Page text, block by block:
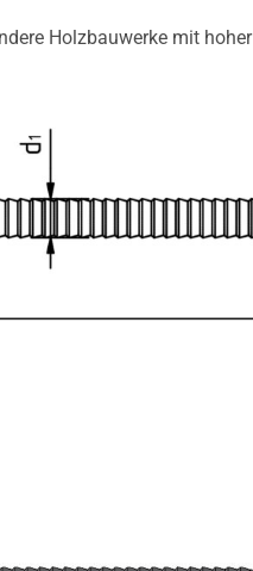
Holzbauwerke mit hoher